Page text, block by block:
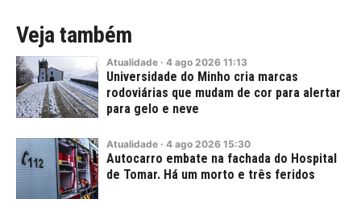
Veja também
Atualidade · 4 ago 2026 11:13
Universidade do Minho cria marcas
rodoviárias que mudam de cor para alertar
para gelo e neve
Atualidade · 4 ago 2026 15:30
Autocarro embate na fachada do Hospital
de Tomar. Há um morto e três feridos